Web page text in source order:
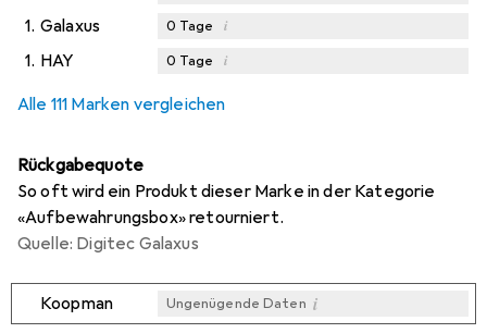
1. Galaxus 0 Tage i
1. HAY 0 Tage i
Alle 111 Marken vergleichen
Rückgabequote
So oft wird ein Produkt dieser Marke in der Kategorie
«Aufbewahrungsbox» retourniert.
Quelle: Digitec Galaxus
Koopman Ungenügende Daten i